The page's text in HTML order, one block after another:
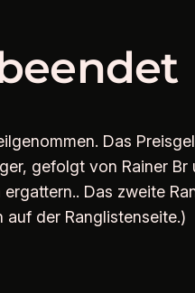
Das
gefolgt von Rainer Br
Das zweite
auf der Ranglistenseite.)